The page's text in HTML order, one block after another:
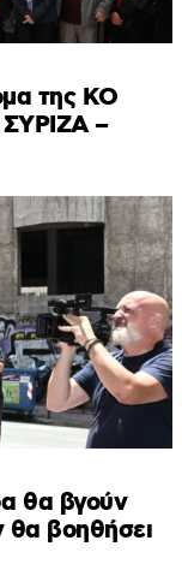
της ΚΟ
–
θα βγούν
θα βοηθήσει